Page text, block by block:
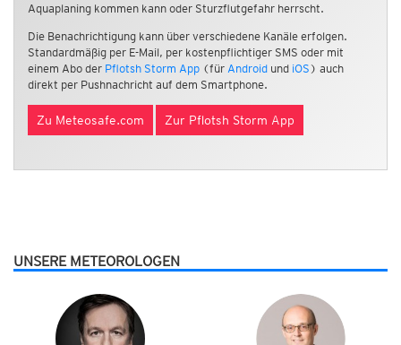
Aquaplaning kommen kann oder Sturzflutgefahr herrscht.
Die Benachrichtigung kann über verschiedene Kanäle erfolgen.
Standardmäßig per E-Mail, per kostenpflichtiger SMS oder mit
einem Abo der Pflotsh Storm App (für Android und iOS ) auch
direkt per Pushnachricht auf dem Smartphone.
Zu Meteosafe.com Zur Pflotsh Storm App
UNSERE METEOROLOGEN